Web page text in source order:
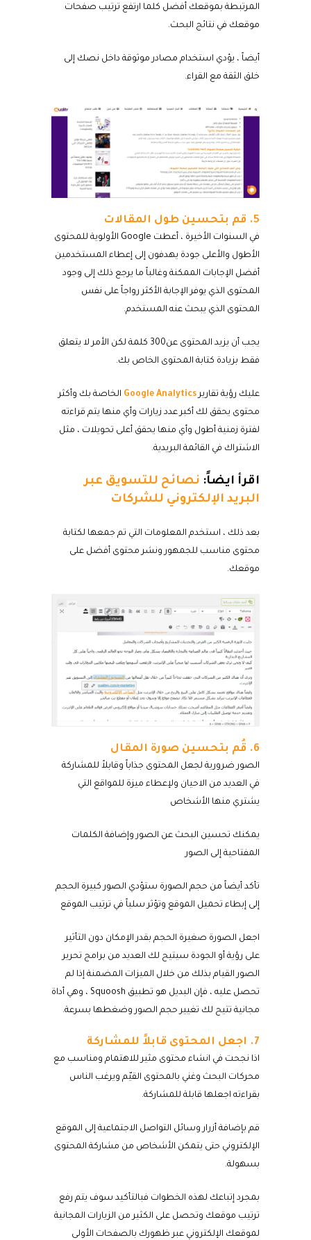
المرتبطة بموقعك أفضل كلما ارتفع ترتيب صفحات
موقعك في نتائج البحث.
أيضاً ، يؤدي استخدام مصادر موثوقة داخل نصك إلى
خلق الثقة مع القراء.
5. قم بتحسين طول المقالات
في السنوات الأخيرة ، أعطت Google الأولوية للمحتوى
الأطول والأعلى جودة يهدفون إلى إعطاء المستخدمين
أفضل الإجابات الممكنة وغالباً ما يرجع ذلك إلى وجود
المحتوى الذي يوفر الإجابة الأكثر رواجاً على نفس
المحتوى الذي يبحث عنه المستخدم.
يجب أن يزيد المحتوى عن300 كلمة لكن الأمر لا يتعلق
فقط بزيادة كتابة المحتوى الخاص بك.
عليك رؤية تقارير Google Analytics الخاصة بك وأكثر
محتوى يحقق لك أكبر عدد زيارات وأي منها يتم قراءته
لفترة زمنية أطول وأي منها يحقق أعلى تحويلات ، مثل
الاشتراك في القائمة البريدية.
اقرأ ايضاً: نصائح للتسويق عبر
البريد الإلكتروني للشركات
بعد ذلك ، استخدم المعلومات التي تم جمعها لكتابة
محتوى مناسب للجمهور ونشر محتوى أفضل على
موقعك.
6. قُم بتحسين صورة المقال
الصور ضرورية لجعل المحتوى جذاباً وقابلاً للمشاركة
في العديد من الاحيان ولإعطاء ميزة للمواقع التي
يشتري منها الأشخاص
يمكنك تحسين البحث عن الصور وإضافة الكلمات
المفتاحية إلى الصور
تأكد أيضاً من حجم الصورة ستؤدي الصور كبيرة الحجم
إلى إبطاء تحميل الموقع وتؤثر سلباً في ترتيب الموقع
اجعل الصورة صغيرة الحجم بقدر الإمكان دون التأثير
على رؤية أو الجودة سيتيح لك العديد من برامج تحرير
الصور القيام بذلك من خلال الميزات المضمنة إذا لم
تحصل عليه ، فإن البديل هو تطبيق Squoosh ، وهي أداة
مجانية تتيح لك تغيير حجم الصور وضغطها بسرعة.
7. اجعل المحتوى قابلاً للمشاركة
اذا نجحت في انشاء محتوى مثير للاهتمام ومناسب مع
محركات البحث وغني بالمحتوى القيّم ويرغب الناس
بقراءته اجعلها قابلة للمشاركة.
قم بإضافة أزرار وسائل التواصل الاجتماعية إلى الموقع
الإلكتروني حتى يتمكن الأشخاص من مشاركة المحتوى
بسهولة.
بمجرد إتباعك لهذه الخطوات فبالتأكيد سوف يتم رفع
ترتيب موقعك وتحصل على الكثير من الزيارات المجانية
لموقعك الإلكتروني عبر ظهورك بالصفحات الأولى